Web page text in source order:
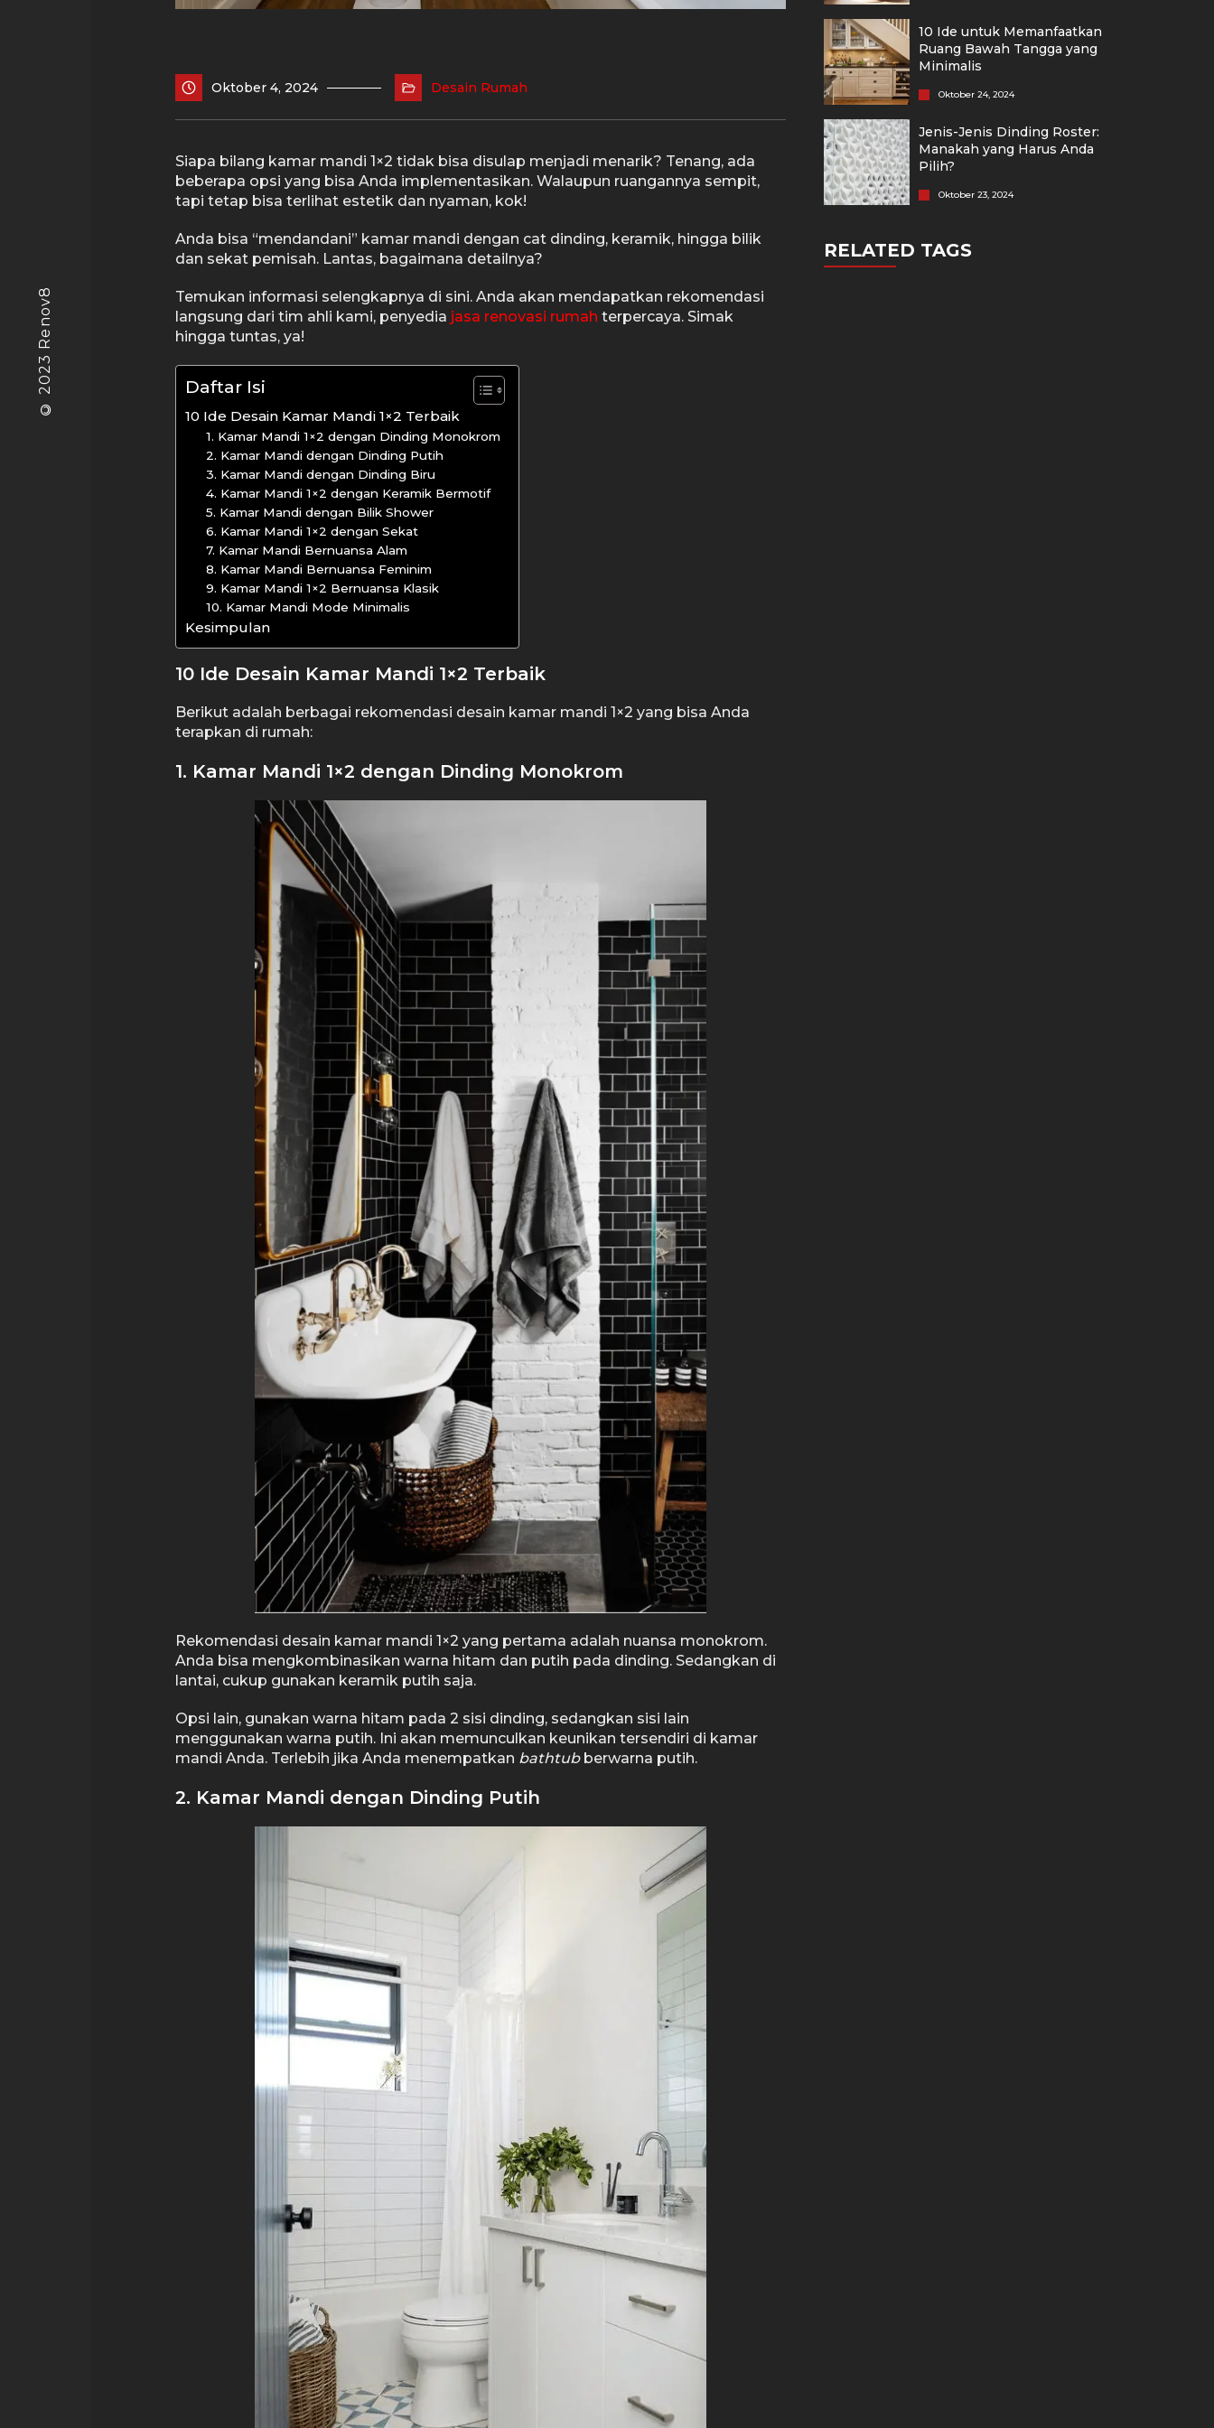
© 2023 Renov8
Oktober 4, 2024 Desain Rumah
Siapa bilang kamar mandi 1×2 tidak bisa disulap menjadi menarik? Tenang, ada
beberapa opsi yang bisa Anda implementasikan. Walaupun ruangannya sempit,
tapi tetap bisa terlihat estetik dan nyaman, kok!
Anda bisa “mendandani” kamar mandi dengan cat dinding, keramik, hingga bilik
dan sekat pemisah. Lantas, bagaimana detailnya?
Temukan informasi selengkapnya di sini. Anda akan mendapatkan rekomendasi
langsung dari tim ahli kami, penyedia jasa renovasi rumah terpercaya. Simak
hingga tuntas, ya!
Daftar Isi
10 Ide Desain Kamar Mandi 1×2 Terbaik
1. Kamar Mandi 1×2 dengan Dinding Monokrom
2. Kamar Mandi dengan Dinding Putih
3. Kamar Mandi dengan Dinding Biru
4. Kamar Mandi 1×2 dengan Keramik Bermotif
5. Kamar Mandi dengan Bilik Shower
6. Kamar Mandi 1×2 dengan Sekat
7. Kamar Mandi Bernuansa Alam
8. Kamar Mandi Bernuansa Feminim
9. Kamar Mandi 1×2 Bernuansa Klasik
10. Kamar Mandi Mode Minimalis
Kesimpulan
10 Ide Desain Kamar Mandi 1×2 Terbaik
Berikut adalah berbagai rekomendasi desain kamar mandi 1×2 yang bisa Anda
terapkan di rumah:
1. Kamar Mandi 1×2 dengan Dinding Monokrom
Rekomendasi desain kamar mandi 1×2 yang pertama adalah nuansa monokrom.
Anda bisa mengkombinasikan warna hitam dan putih pada dinding. Sedangkan di
lantai, cukup gunakan keramik putih saja.
Opsi lain, gunakan warna hitam pada 2 sisi dinding, sedangkan sisi lain
menggunakan warna putih. Ini akan memunculkan keunikan tersendiri di kamar
mandi Anda. Terlebih jika Anda menempatkan bathtubberwarna putih.
2. Kamar Mandi dengan Dinding Putih
10 Ide untuk Memanfaatkan
Ruang Bawah Tangga yang
Minimalis
Oktober 24, 2024
Jenis-Jenis Dinding Roster:
Manakah yang Harus Anda
Pilih?
Oktober 23, 2024
RELATED TAGS